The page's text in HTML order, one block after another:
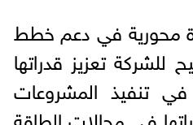
محورية في دعم خطط
للشركة تعزيز قدراتها
في تنفيذ المشروعات
في مجالات الطاقة